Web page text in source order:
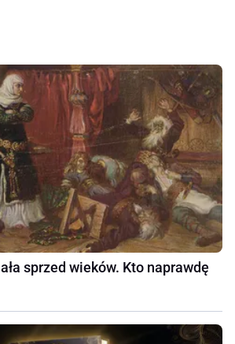
sprzed wieków. Kto naprawdę